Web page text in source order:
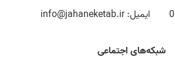
شبکه‌های اجتماعی